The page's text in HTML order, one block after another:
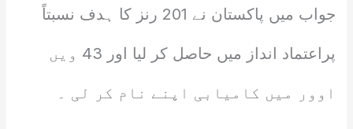
جواب میں پاکستان نے 201 رنز کا ہدف نسبتاً
پراعتماد انداز میں حاصل کر لیا اور 43 ویں
اوور میں کامیابی اپنے نام کر لی ۔